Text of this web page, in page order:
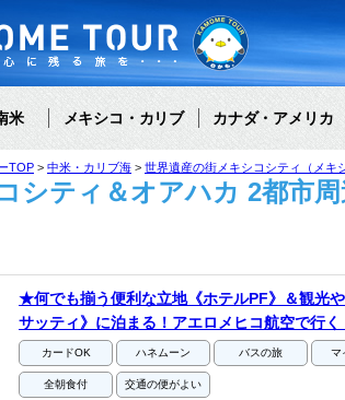
米 メキシコ・カリブ カナダ・アメリカ
TOP 中米・カリブ海 世界遺産の街メキシコシティ（メキ
シティ＆オアハカ 2都市
★何でも揃う便利な立地《ホテルPF》＆観光
サッティ》に泊まる！アエロメヒコ航空で行
カードOK ハネムーン バスの旅 マ
全朝食付 交通の便がよい